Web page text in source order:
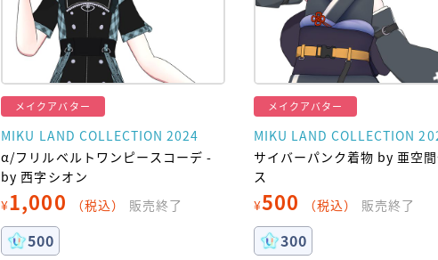
メイクアバター
MIKU LAND COLLECTION 2024
α/フリルベルトワンピースコーデ -
by 西字シオン
¥1,000 （税込） 販売終了
500
メイクアバター
MIKU LAND COLLECTION
サイバーパンク着物 by 亜空
ス
¥500 （税込） 販売終了
300